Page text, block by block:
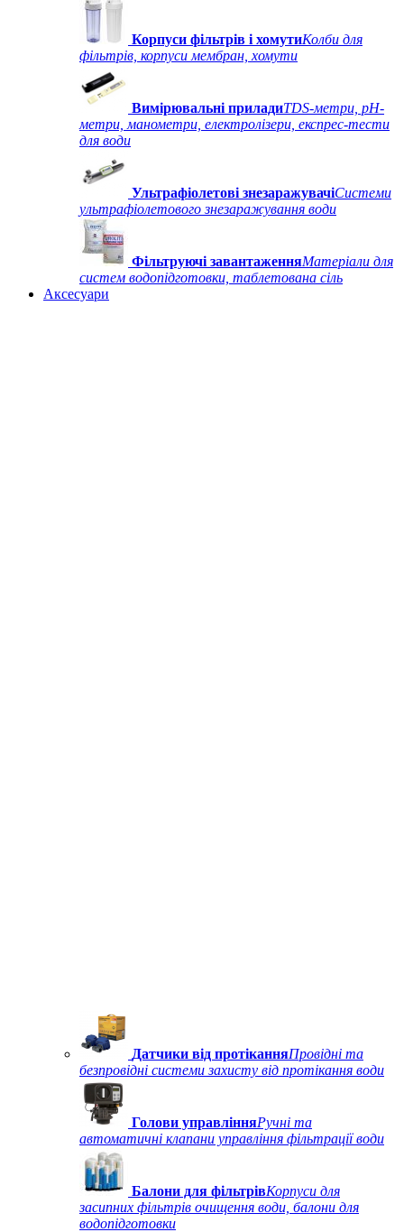
Корпуси фільтрів і хомутиКолби для
фільтрів, корпуси мембран, хомути
Вимірювальні приладиTDS-метри, рН-
метри, манометри, електролізери, експрес-тести
для води
Ультрафіолетові знезаражувачіСистеми
ультрафіолетового знезаражування води
Фільтруючі завантаженняМатеріали для
систем водопідготовки, таблетована сіль
Аксесуари
Датчики від протіканняПровідні та
безпровідні системи захисту від протікання води
Голови управлінняРучні та
автоматичні клапани управління фільтрації води
Балони для фільтрівКорпуси для
засипних фільтрів очищення води, балони для
водопідготовки